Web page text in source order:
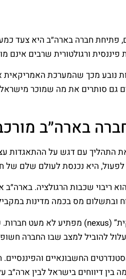
פתיחת חברה בארה״ב היא צעד
פיננסית ורגולטורית שרבים
נובע מכך שהמערכת האמריקאית
גם סותרים את מה שמוכר
בארה״ב
התהליך עם דגש על ההתאגדות
היא נכנסת לעולם שלם של
ריבוי שכבות הרגולציה.
ובתשלום מס בכמה מדינות
עלול להוביל למצב שבו החברה
החשבונאיים
דיווחים בישראל לבין ארה״ב